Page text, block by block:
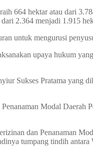
664 hektar atau dari
2.364 menjadi 1.915
untuk mengurusi
upaya hukum
Sukses Pratama yang
Modal
dan Penanaman
tumpang tindih